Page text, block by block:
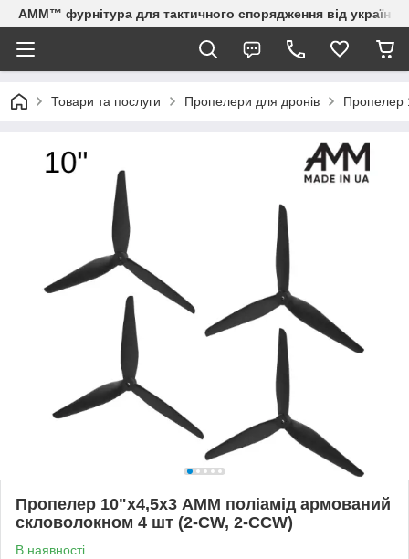
AMM™ фурнітура для тактичного спорядження від
Товари та послуги Пропелери для дронів Пропелер
Пропелер 10"х4,5х3 АММ поліамід армований
скловолокном 4 шт (2-CW, 2-CCW)
В наявності